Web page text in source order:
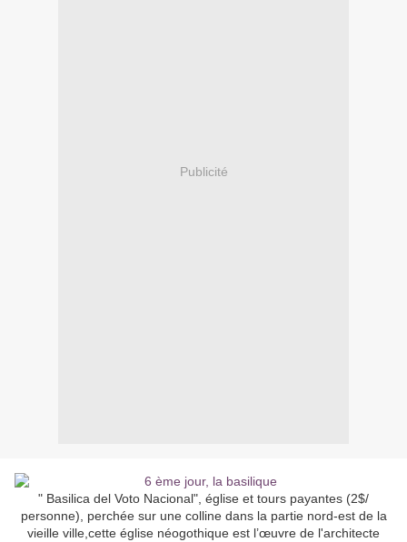
Publicité
" Basilica del Voto Nacional", église et tours payantes (2$/
personne), perchée sur une colline dans la partie nord-est de la
vieille ville,cette église néogothique est l’œuvre de l'architecte